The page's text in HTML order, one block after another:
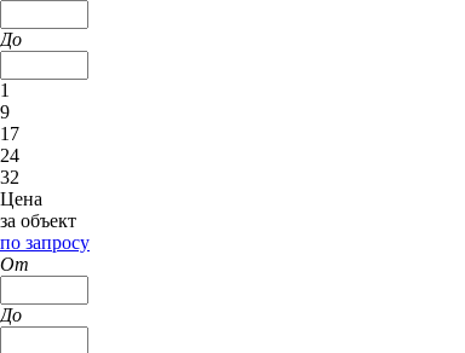
До
1
9
17
24
32
Цена
за объект
по запросу
От
До